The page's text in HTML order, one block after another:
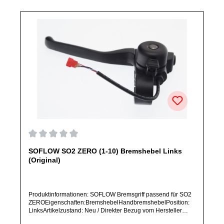
SOFLOW SO2 ZERO (1-10) Bremshebel Links
(Original)
Produktinformationen: SOFLOW Bremsgriff passend für SO2
ZEROEigenschaften:BremshebelHandbremshebelPosition:
LinksArtikelzustand: Neu / Direkter Bezug vom Hersteller